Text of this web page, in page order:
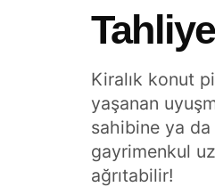
Kiralık konut
yaşanan
sahibine ya
gayrimenkul
ağrıtabilir!